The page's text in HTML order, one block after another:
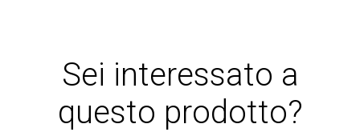
Sei interessato a
questo prodotto?